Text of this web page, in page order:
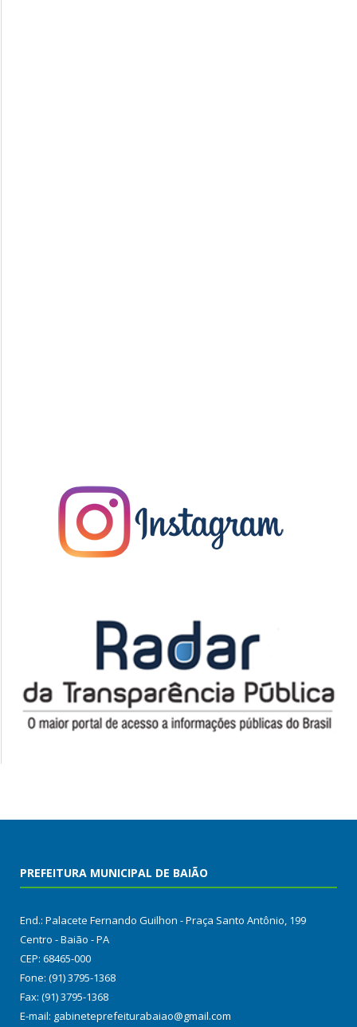
PREFEITURA MUNICIPAL DE BAIÃO
End.: Palacete Fernando Guilhon - Praça Santo Antônio, 199
Centro - Baião - PA
CEP: 68465-000
Fone: (91) 3795-1368
Fax: (91) 3795-1368
E-mail: gabineteprefeiturabaiao@gmail.com